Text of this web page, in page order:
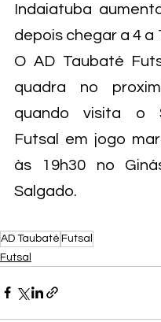
Indaiatuba
depois chegar a 4 a
O AD Taubaté
quadra no
quando visita o
Futsal em jogo
às 19h30 no
Salgado.
AD Taubaté Futsal
Futsal